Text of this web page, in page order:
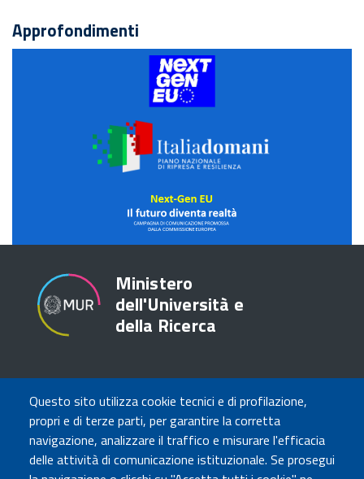
Questo sito utilizza cookie tecnici e di profilazione,
propri e di terze parti, per garantire la corretta
navigazione, analizzare il traffico e misurare l'efficacia
delle attività di comunicazione istituzionale. Se prosegui
Approfondimenti
NextGENEU
Italia
domani
NextGEN
Futuro
Domani
Ministero
dell'Università e
della Ricerca
TRASPARENZA
Amministrazione Trasparente
Atti di notifica
Albo online
Concorsi